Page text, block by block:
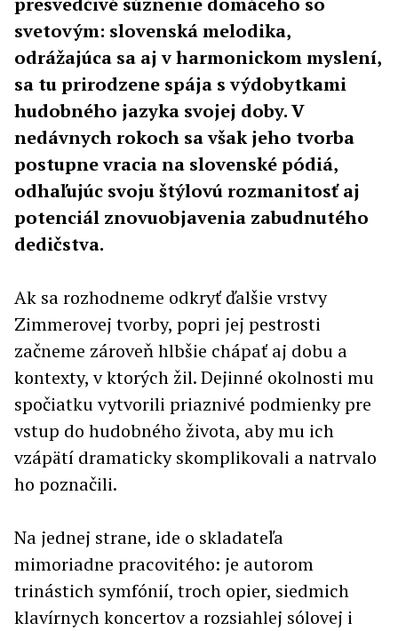
svetovým: slovenská melodika,
odrážajúca sa aj v harmonickom myslení,
sa tu prirodzene spája s výdobytkami
hudobného jazyka svojej doby. V
nedávnych rokoch sa však jeho tvorba
postupne vracia na slovenské pódiá,
odhaľujúc svoju štýlovú rozmanitosť aj
potenciál znovuobjavenia zabudnutého
dedičstva.
Ak sa rozhodneme odkryť ďalšie vrstvy
Zimmerovej tvorby, popri jej pestrosti
začneme zároveň hlbšie chápať aj dobu a
kontexty, v ktorých žil. Dejinné okolnosti mu
spočiatku vytvorili priaznivé podmienky pre
vstup do hudobného života, aby mu ich
vzápätí dramaticky skomplikovali a natrvalo
ho poznačili.
Na jednej strane, ide o skladateľa
mimoriadne pracovitého: je autorom
trinástich symfónií, troch opier, siedmich
klavírnych koncertov a rozsiahlej sólovej i